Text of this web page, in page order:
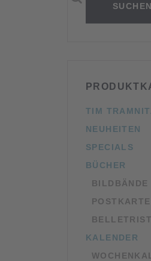
SUCHEN
TIM
NEUHEITEN
SPECIALS
BÜCHER
BILDBÄNDE
KALENDER